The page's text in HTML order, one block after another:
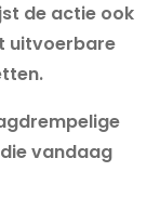
de actie ook
uitvoerbare
vandaag